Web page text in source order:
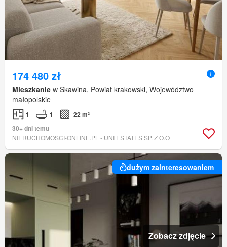
174 480 zł
Mieszkanie w Skawina, Powiat krakowski, Województwo
małopolskie
1 1
22 m²
30+ dni temu
NIERUCHOMOSCI-ONLINE.PL - UNI ESTATES SP. Z O.O
dużym zainteresowaniem
Zobacz zdjęcie